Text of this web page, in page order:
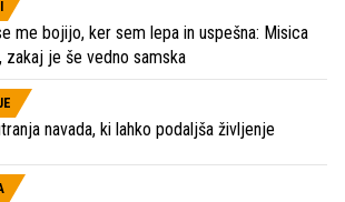
me bojijo, ker sem lepa in uspešna: Misica
zakaj je še vedno samska
navada, ki lahko podaljša življenje